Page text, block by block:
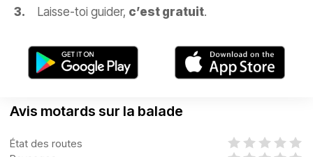
Laisse-toi guider, c’est gratuit.
Avis motards sur la balade
État des routes